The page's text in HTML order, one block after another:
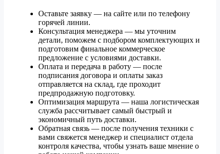
Оставьте заявку — на сайте или по телефону
горячей линии.
Консультация менеджера — мы уточним
детали, поможем с подбором комплектующих и
подготовим финальное коммерческое
предложение с условиями доставки.
Оплата и передача в работу — после
подписания договора и оплаты заказ
отправляется на склад, где проходит
предпродажную подготовку.
Оптимизация маршрута — наша логистическая
служба рассчитывает самый быстрый и
экономичный путь доставки.
Обратная связь — после получения техники с
вами свяжется менеджер и специалист отдела
контроля качества, чтобы узнать ваше мнение о